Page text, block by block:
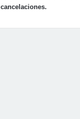
cancelaciones.